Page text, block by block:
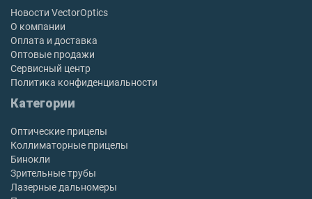
Новости VectorOptics
О компании
Оплата и доставка
Оптовые продажи
Сервисный центр
Политика конфиденциальности
Категории
Оптические прицелы
Коллиматорные прицелы
Бинокли
Зрительные трубы
Лазерные дальномеры